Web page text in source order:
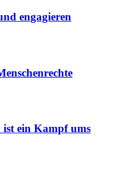
engagieren
ein Kampf ums